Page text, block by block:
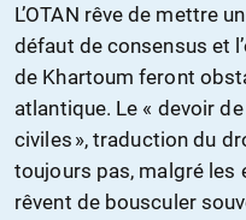
L’OTAN rêve de mettre
défaut de consensus et
de Khartoum feront
atlantique. Le « devoir
civiles », traduction du
toujours pas, malgré
rêvent de bousculer